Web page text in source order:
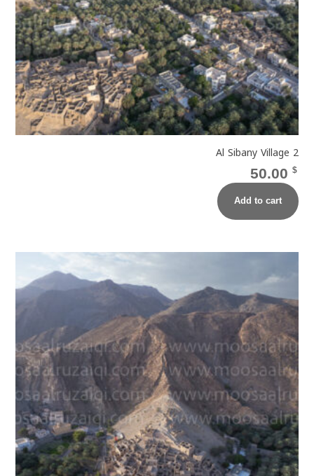
Al Sibany Village 2
50.00 $
Add to cart